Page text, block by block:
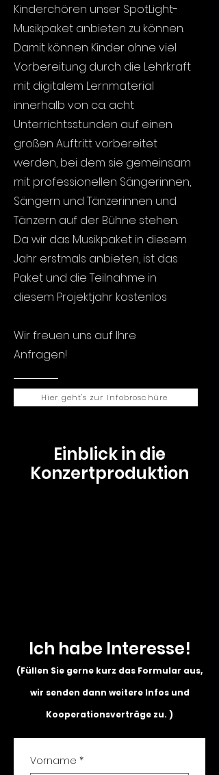
Kinderchören unser SpotLight-
Musikpaket anbieten zu können.
Damit können Kinder ohne viel
Vorbereitung durch die Lehrkraft
mit digitalem Lernmaterial
innerhalb von ca. acht
Unterrichtsstunden auf einen
großen Auftritt vorbereitet
werden, bei dem sie gemeinsam
mit professionellen Sängerinnen,
Sängern und Tänzerinnen und
Tänzern auf der Bühne stehen.
Da wir das Musikpaket in diesem
Jahr erstmals anbieten, ist das
Paket und die Teilnahme in
diesem Projektjahr kostenlos
Wir freuen uns auf Ihre
Anfragen!
Hier geht's zur Infobroschüre
Einblick in die
Konzertproduktion
Ich habe Interesse!
(Füllen Sie gerne kurz das Formular aus,
wir senden dann weitere Infos und
Kooperationsverträge zu. )
Vorname *